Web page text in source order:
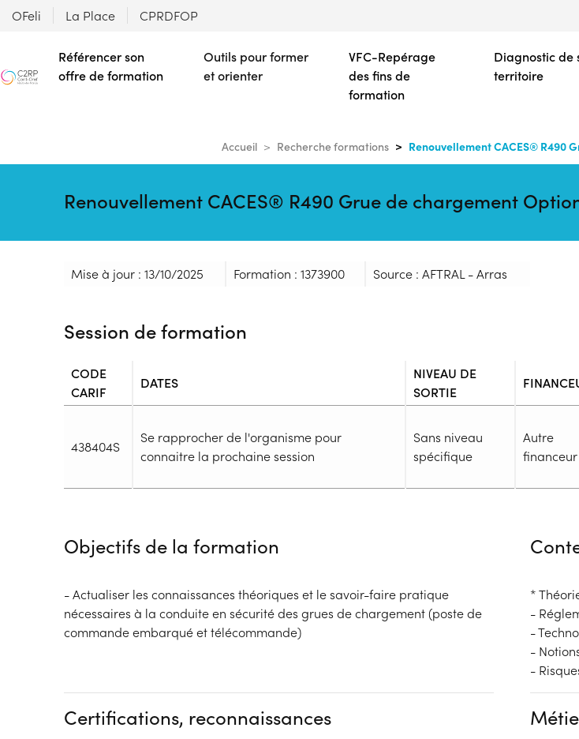
contenu
principal
OFeli La Place CPRDFOP
Référencer son
offre de formation
Outils pour former
et orienter
VFC-Repérage
des fins de
formation
Diagnostic de
territoire
Accueil Recherche formations Renouvellement CACES® R490
Renouvellement CACES® R490 Grue de chargement
Mise à jour : 13/10/2025 Formation : 1373900 Source : AFTRAL - Arras
Session de formation
CODE
CARIF
DATES
NIVEAU DE
SORTIE
438404S
Se rapprocher de l'organisme pour
connaitre la prochaine session
Sans niveau
spécifique
Autre
financeur
Durée en centre :14h
Rythme :
Temps plein, Cours de jour
Type de parcours : Parcours collectif
Financements à déterminer selon la situation du bénéficiaire
Autre financeur
Tarif : N.C.
Public :
En
Objectifs de la formation
- Actualiser les connaissances théoriques et le savoir-faire pratique
nécessaires à la conduite en sécurité des grues de chargement (poste de
commande embarqué et télécommande)
*
-
-
-
-
Certifications, reconnaissances